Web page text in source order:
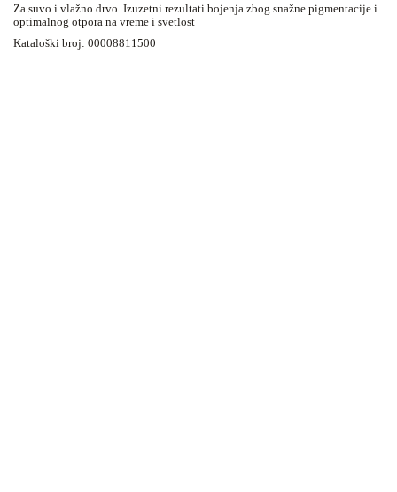
Za suvo i vlažno drvo. Izuzetni rezultati bojenja zbog snažne pigmentacije i
optimalnog otpora na vreme i svetlost
Kataloški broj: 00008811500